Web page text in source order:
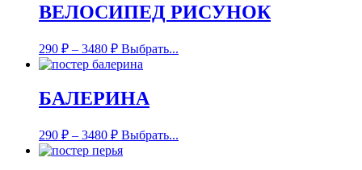
ВЕЛОСИПЕД РИСУНОК
290 ₽ – 3480 ₽ Выбрать...
БАЛЕРИНА
290 ₽ – 3480 ₽ Выбрать...